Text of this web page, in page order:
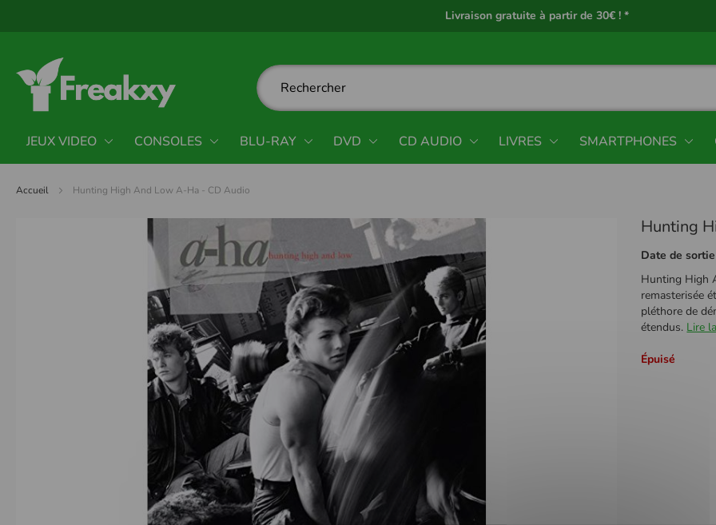
Livraison gratuite à partir de 30€ ! *
JEUX VIDEO CONSOLES BLU-RAY DVD CD AUDIO LIVRES SMARTPHONES
Accueil Hunting High And Low A-Ha - CD Audio
Hunting
Date de sortie
Hunting High
remasterisée
pléthore de
étendus. Lire
Épuisé